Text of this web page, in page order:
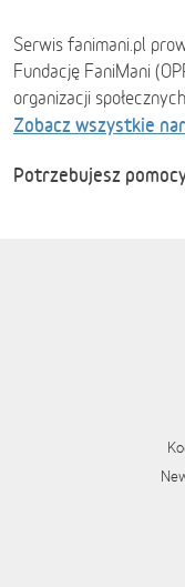
Serwis fanimani.pl
Fundację FaniMani
organizacji
Zobacz wszystkie
Potrzebujesz